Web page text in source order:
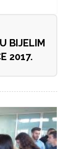
BIJELIM
2017.